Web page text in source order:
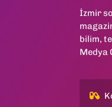
İzmir
bilim,
Medya